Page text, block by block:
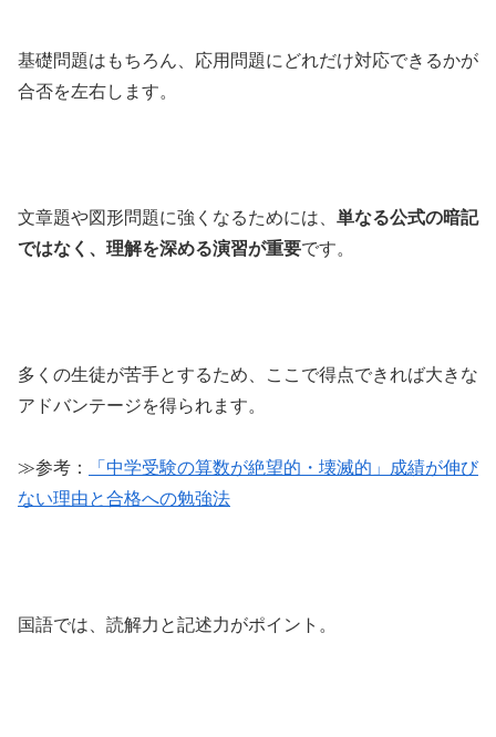
基礎問題はもちろん、応用問題にどれだけ対応できるかが
合否を左右します。
文章題や図形問題に強くなるためには、 単なる公式の暗記
ではなく、理解を深める演習が重要です。
多くの生徒が苦手とするため、ここで得点できれば大きな
アドバンテージを得られます。
≫参考：
「中学受験の算数が絶望的・壊滅的」成績が伸び
ない理由と合格への勉強法
国語では、読解力と記述力がポイント。